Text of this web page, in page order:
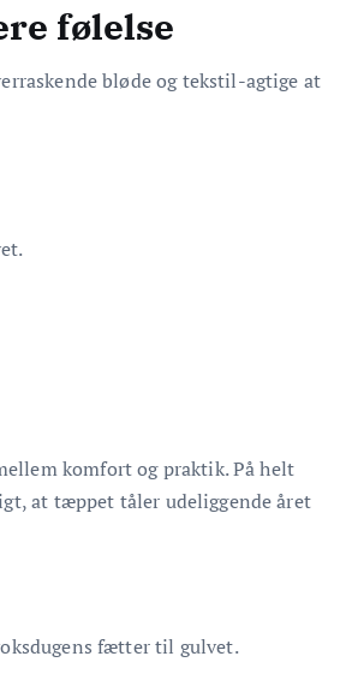
følelse
bløde og tekstil-agtige at
komfort og praktik. På helt
at tæppet tåler udeliggende året
fætter til gulvet.